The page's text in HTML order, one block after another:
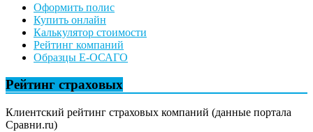
Оформить полис
Купить онлайн
Калькулятор стоимости
Рейтинг компаний
Образцы Е-ОСАГО
Рейтинг страховых
Клиентский рейтинг страховых компаний (данные портала
Сравни.ru)